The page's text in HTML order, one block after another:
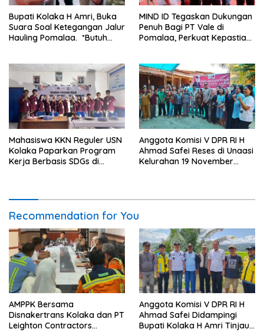
Bupati Kolaka H Amri, Buka
Suara Soal Ketegangan Jalur
Hauling Pomalaa. *Butuh
Premanisme Industrial
MIND ID Tegaskan Dukungan
Penuh Bagi PT Vale di
Pomalaa, Perkuat Kepastian
Mahasiswa KKN Reguler USN
Kolaka Paparkan Program
Kerja Berbasis SDGs di
Anggota Komisi V DPR RI H
Ahmad Safei Reses di Unaasi
Kelurahan 19 November
Recommendation for You
AMPPK Bersama
Disnakertrans Kolaka dan PT
Leighton Contractors
Anggota Komisi V DPR RI H
Ahmad Safei Didampingi
Bupati Kolaka H Amri Tinjau